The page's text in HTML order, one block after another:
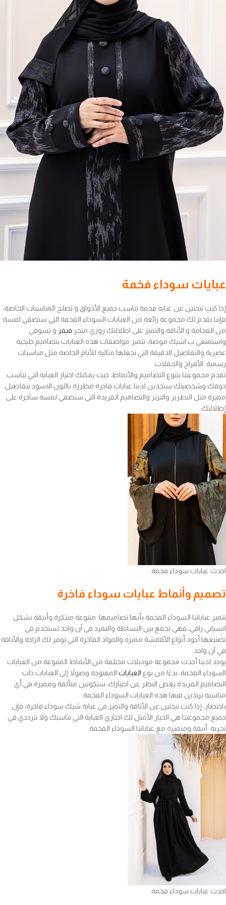
عبايات سوداء فخمة
إذا كنتِ تبحثين عن عبايه فخمة تناسب جميع الأذواق و تصلح المناسبات الخاصة،
فإننا نقدم لك مجموعة رائعة من العبايات السوداء الفخمة التي ستضفي لمسة
من الفخامة و الأناقة والتميز على اطلالتك زوري متجر فيفر و تسوقي
واستمتعي ب اشيك موضة، تتميز مواصفات هذه العبايات بتصاميم خليجية
عصرية والتفاصيل الدقيقة التي تجعلها مثالية للأيام الخاصة مثل مناسبات
رسمية الأفراح والحفلات.
تقدم مجموعتنا بتنوع التصاميم والأنماط، حيث يمكنك اختيار العباية التي تناسب
ذوقك وشخصيتك ستجدين لدينا عبايات فاخرة مطرزة باللون الاسود بتفاصيل
مميزة مثل التطريز والترتر والتصاميم الفريدة التي ستضفي لمسة ساحرة على
إطلالتك.
احدث عبايات سوداء فخمة
تصميم وأنماط عبايات سوداء فاخرة
تتميز عباياتنا السوداء الفخمة بأنها تصاميمها متنوعة مبتكرة وأنيقة بشكل
انسيابي راقي، فهي تجمع بين البساطة والتفرد في آن واحد تستخدم في
تصنيعها أجود أنواع الأقمشة مميزه والمواد الفاخرة التي توفر لك الراحة والأناقة
في آن واحد.
يوجد لدينا أحدث مجموعة موديلات مختلفة من الأنماط المتنوعة من العبايات
السوداء الفخمة، بدءًا من نوع العبايات المفتوحة وصولاً إلى العبايات ذات
التصاميم الفريدة بغض النظر عن اختيارك، ستكونين متألقة ومميزة في أي
مناسبة ترتدين فيها هذه العبايات السوداء الفخمة.
باختصار، إذا كنتِ تبحثين عن الأناقة والتميز في عباية شيك سوداء فاخرة، فإن
جميع مجموعتنا هي الخيار الأمثل لك اختاري العباية التي تناسبك ولا تترددي في
تجربة أنيقة ومتميزه مع عباياتنا السوداء الفخمة.
احدث عبايات سوداء فخمة